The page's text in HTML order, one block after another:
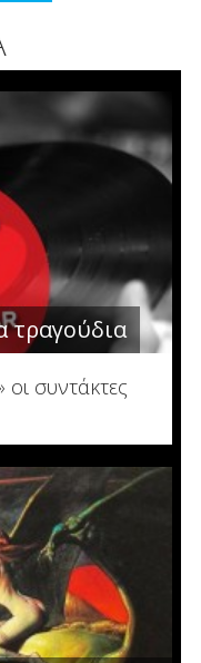
τραγούδια
συντάκτες